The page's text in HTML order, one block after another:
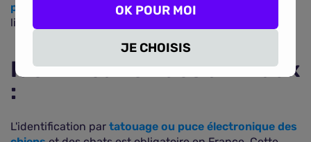
pour assurer son animal, notamment les exigences
liées à l'âge, à la race, et à l'état de santé de l'animal.
Identification des animaux
:
L'identification par tatouage ou puce électronique des
JE CHOISIS
OK POUR MOI